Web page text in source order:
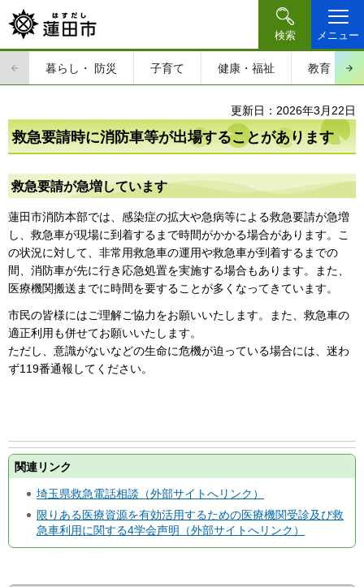
検索 メニュー
暮らし・ 防災 子育て 健康・福祉 教育・文
更新日：2026年3月22日
救急要請時に消防車等が出場することがあります
救急要請が急増しています
蓮田市消防本部では、感染症の拡大や急病等による救急要請が急増
し、救急車が現場に到着するまで時間がかかる場合があります。こ
の状況に対して、非常用救急車の運用や救急車が到着するまでの
間、消防車が先に行き応急処置を実施する場合もあります。また、
医療機関搬送までに時間を要することが多くなってきています。
市民の皆様にはご理解ご協力をお願いいたします。また、救急車の
適正利用も併せてお願いいたします。
ただし、意識がないなどの生命に危機が迫っている場合には、迷わ
ず119番通報してください。
関連リンク
埼玉県救急電話相談（外部サイトへリンク）
限りある医療資源を有効活⽤するための医療機関受診及び救
急⾞利⽤に関する4学会声明（外部サイトへリンク）